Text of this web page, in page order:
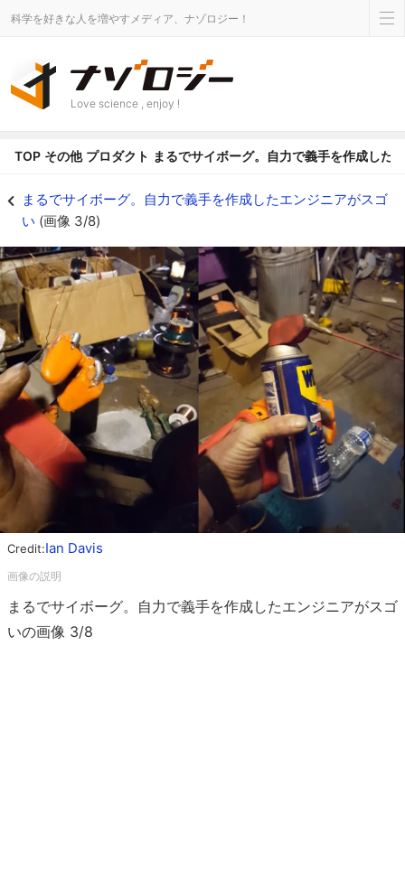
科学を好きな人を増やすメディア、ナゾロジー！
Love science , enjoy !
TOP その他 プロダクト まるでサイボーグ。自力で義手を作成した
まるでサイボーグ。自力で義手を作成したエンジニアがスゴ
い (画像 3/8)
Credit:Ian Davis
まるでサイボーグ。自力で義手を作成したエンジニアがスゴ
いの画像 3/8